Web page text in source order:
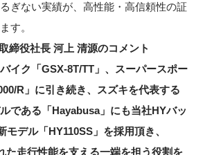
ぎない実績が、高性能・高信頼性の証
す。
締役社長 河上 清源のコメント
イク「GSX-8T/TT」、スーパースポー
R」に引き続き、スズキを代表する
である「Hayabusa」にも当社HYバッ
モデル「HY110SS」を採用頂き、
た走行性能を支える一端を担う役割を